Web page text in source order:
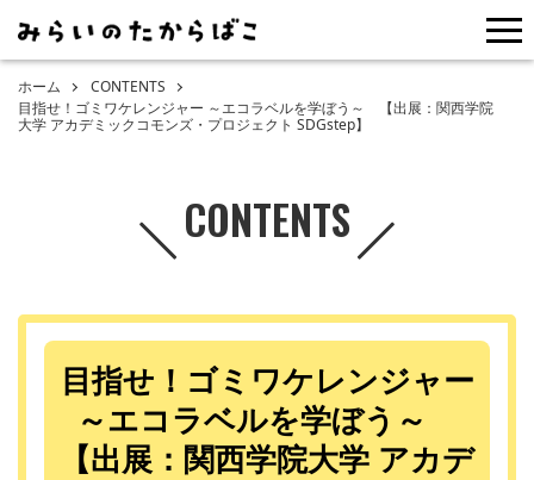
ホーム
CONTENTS
目指せ！ゴミワケレンジャー ～エコラベルを学ぼう～ 【出展：関西学院
大学 アカデミックコモンズ・プロジェクト SDGstep】
CONTENTS
目指せ！ゴミワケレンジャー
～エコラベルを学ぼう～
【出展：関西学院大学 アカデ